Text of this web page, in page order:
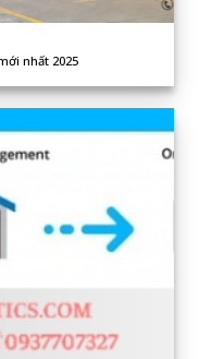
nhất 2025